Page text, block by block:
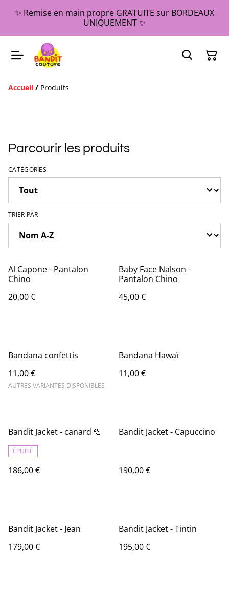
✨ Remise en main propre GRATUITE sur BORDEAUX
UNIQUEMENT ✨
Accueil / Produits
Parcourir les produits
CATÉGORIES
TRIER PAR
Al Capone - Pantalon
Chino
20,00 €
Baby Face Nalson -
Pantalon Chino
45,00 €
Bandana confettis
11,00 €
AUTRES VARIANTES DISPONIBLES
Bandana Hawaï
11,00 €
Bandit Jacket - canard 🦆
ÉPUISÉ
186,00 €
Bandit Jacket - Capuccino
190,00 €
Bandit Jacket - Jean
179,00 €
Bandit Jacket - Tintin
195,00 €